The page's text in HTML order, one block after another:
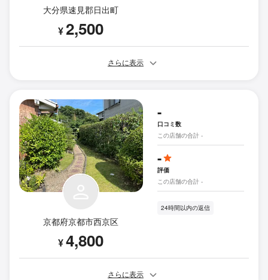
大分県速見郡日出町
¥2,500
さらに表示
京都府京都市西京区
¥4,800
-
口コミ数
この店舗の合計 -
-
評価
この店舗の合計 -
24時間以内の返信
さらに表示